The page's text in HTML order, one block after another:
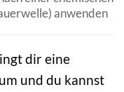
anwenden
dir eine
und du kannst